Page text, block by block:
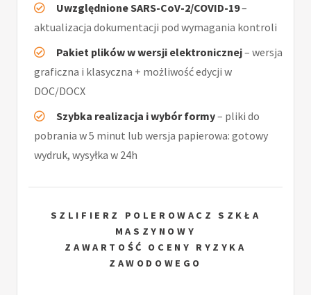
Uwzględnione SARS-CoV-2/COVID-19–
aktualizacja dokumentacji pod wymagania kontroli
Pakiet plików w wersji elektronicznej– wersja
graficzna i klasyczna + możliwość edycji w
DOC/DOCX
Szybka realizacja i wybór formy– pliki do
pobrania w 5 minut lub wersja papierowa: gotowy
wydruk, wysyłka w 24h
SZLIFIERZ POLEROWACZ SZKŁA
MASZYNOWY
ZAWARTOŚĆ OCENY RYZYKA
ZAWODOWEGO